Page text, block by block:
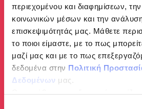
περιεχομένου και διαφημίσεων,
κοινωνικών μέσων και την
επισκεψιμότητάς μας. Μάθετε
το ποιοι είμαστε, με το πως
μαζί μας και με το πως
δεδομένα στην Πολιτική
Δεδομένων μας.